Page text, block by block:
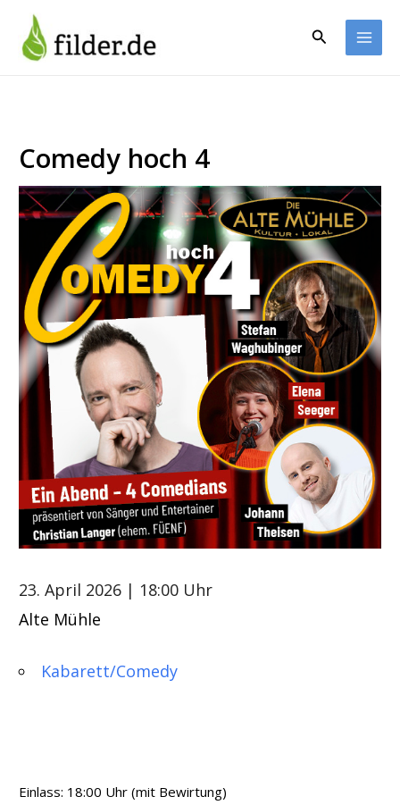
Inhalt
springen
Suchen
Comedy hoch 4
23. April 2026 | 18:00 Uhr
Alte Mühle
Kabarett/Comedy
Einlass: 18:00 Uhr (mit Bewirtung)